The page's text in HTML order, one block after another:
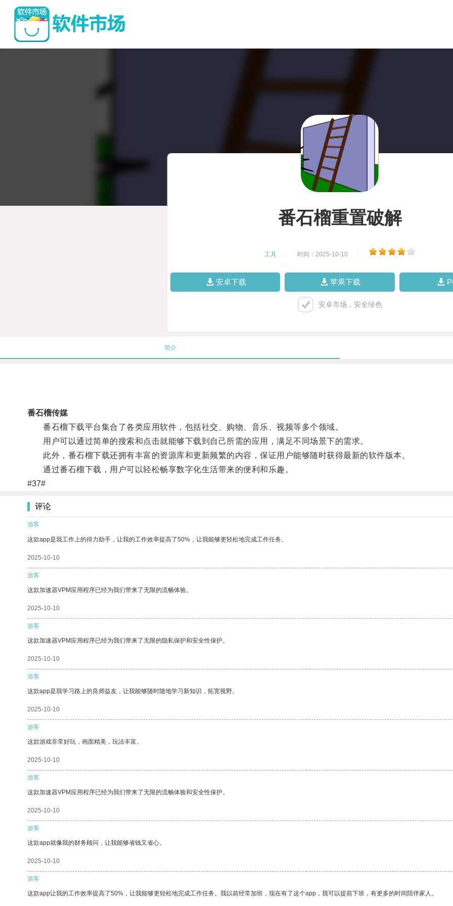
番石榴重置破解
工具 时间：2025-10-10
安卓下载 苹果下载
安卓市场，安全绿色
简介
番石榴传媒
番石榴下载平台集合了各类应用软件，包括社交、购物、音乐、视频等多个领域。
用户可以通过简单的搜索和点击就能够下载到自己所需的应用，满足不同场景下的需求。
此外，番石榴下载还拥有丰富的资源库和更新频繁的内容，保证用户能够随时获得最新的软件版本。
通过番石榴下载，用户可以轻松畅享数字化生活带来的便利和乐趣。
#37#
评论
游客
这款app是我工作上的得力助手，让我的工作效率提高了50%，让我能够更轻松地完成工作任务。
2025-10-10
游客
这款加速器VPM应用程序已经为我们带来了无限的流畅体验。
2025-10-10
游客
这款加速器VPM应用程序已经为我们带来了无限的隐私保护和安全性保护。
2025-10-10
游客
这款app是我学习路上的良师益友，让我能够随时随地学习新知识，拓宽视野。
2025-10-10
游客
这款游戏非常好玩，画面精美，玩法丰富。
2025-10-10
游客
这款加速器VPM应用程序已经为我们带来了无限的流畅体验和安全性保护。
2025-10-10
游客
这款app就像我的财务顾问，让我能够省钱又省心。
2025-10-10
游客
这款app让我的工作效率提高了50%，让我能够更轻松地完成工作任务。我以前经常加班，现在有了这个app，我可以提前下班，有更多的时间陪伴家人。